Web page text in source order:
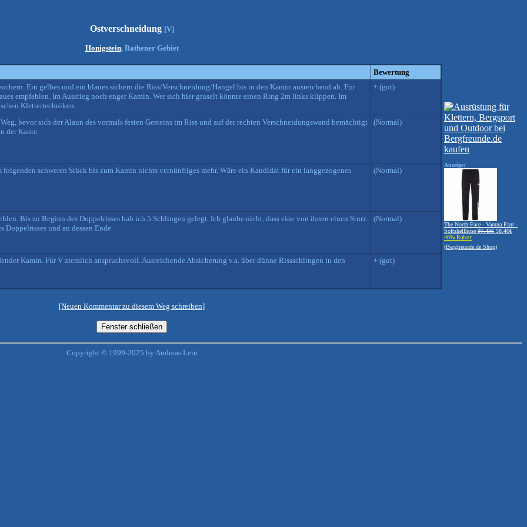
Ostverschneidung [V]
Honigstein, Rathener Gebiet
Bewertung
Ein gelbes und ein blaues sichern die Riss/Verschneidung/Hangel bis in den Kamin ausreichend ab. Für
empfehlen. Im Ausstieg noch enger Kamin. Wer sich hier gruselt könnte einen Ring 2m links klippen. Im
Klettertechniken.
+ (gut)
bevor sich der Alaun des vormals festen Gesteins im Riss und auf der rechten Verschneidungswand bemächtigt
der Kante.
(Normal)
schweren Stück bis zum Kamin nichts vernünftiges mehr. Wäre ein Kandidat für ein langgezogenes
(Normal)
Bis zu Beginn des Doppelrisses hab ich 5 Schlingen gelegt. Ich glaube nicht, dass eine von ihnen einen Sturz
Doppelrisses und an dessen Ende
(Normal)
Kamin. Für V ziemlich anspruchsvoll. Ausreichende Absicherung v.a. über dünne Rissschlingen in den
+ (gut)
Anzeige:
The North Face - Varuna Pant -
Softshellhose 97.43€ 58.46€
40% Rabatt
(Bergfreunde.de Shop)
[Neuen Kommentar zu diesem Weg schreiben]
Copyright © 1999-2025 by Andreas Lein